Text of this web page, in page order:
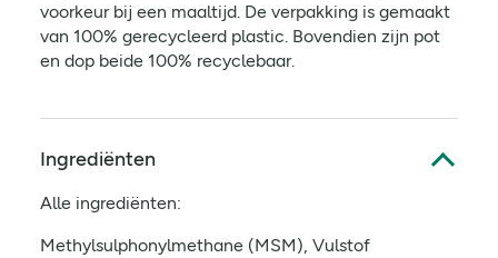
voorkeur bij een maaltijd. De verpakking is gemaakt
van 100% gerecycleerd plastic. Bovendien zijn pot
en dop beide 100% recyclebaar.
Ingrediënten
Alle ingrediënten:
Methylsulphonylmethane (MSM), Vulstof